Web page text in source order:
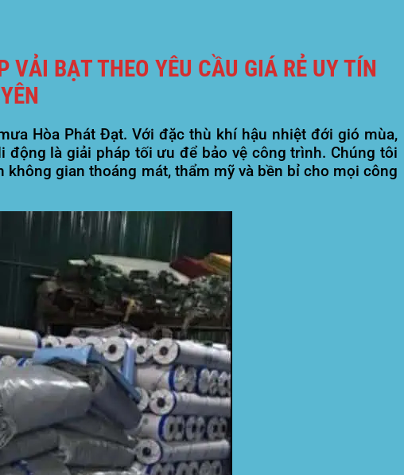
BẠT THEO YÊU CẦU GIÁ RẺ UY TÍN
Hòa Phát Đạt. Với đặc thù khí hậu nhiệt đới gió mùa,
là giải pháp tối ưu để bảo vệ công trình. Chúng tôi
gian thoáng mát, thẩm mỹ và bền bỉ cho mọi công